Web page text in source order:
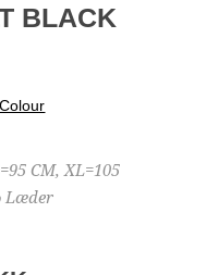
BLACK
CM, XL=105
Læder